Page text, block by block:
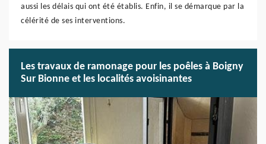
aussi les délais qui ont été établis. Enfin, il se démarque par la
célérité de ses interventions.
Les travaux de ramonage pour les poêles à Boigny
Sur Bionne et les localités avoisinantes